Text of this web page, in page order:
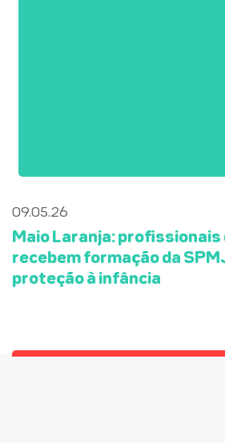
09.05.26
Maio Laranja: profissionais
recebem formação da
proteção à infância